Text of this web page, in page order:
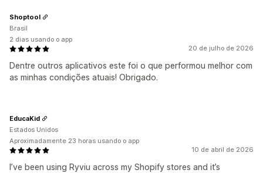
20 de julho de 2026
Dentre outros aplicativos este foi o que performou melhor com
as minhas condições atuais! Obrigado.
Shoptool
Brasil
2 dias usando o app
10 de abril de 2026
I’ve been using Ryviu across my Shopify stores and it’s
EducaKid
Estados Unidos
Aproximadamente 23 horas usando o app